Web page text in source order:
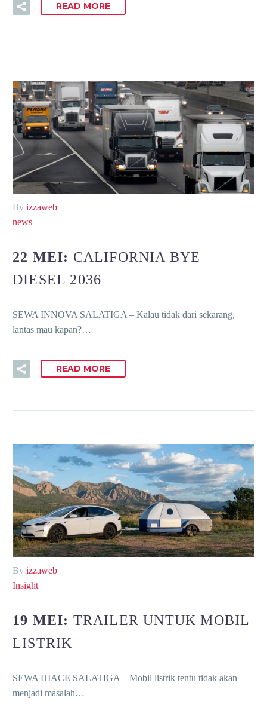
READ MORE
By izzaweb
news
22 MEI: CALIFORNIA BYE
DIESEL 2036
SEWA INNOVA SALATIGA – Kalau tidak dari sekarang,
lantas mau kapan?…
READ MORE
By izzaweb
Insight
19 MEI: TRAILER UNTUK MOBIL
LISTRIK
SEWA HIACE SALATIGA – Mobil listrik tentu tidak akan
menjadi masalah…